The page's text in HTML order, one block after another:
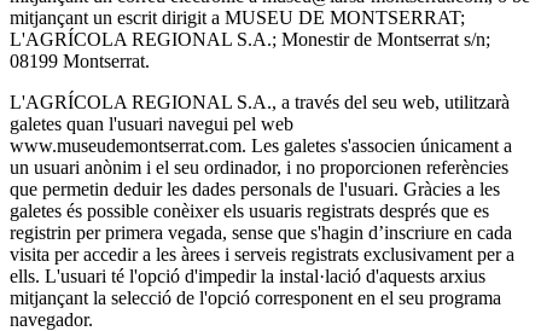
mitjançant un escrit dirigit a MUSEU DE MONTSERRAT;
L'AGRÍCOLA REGIONAL S.A.; Monestir de Montserrat s/n;
08199 Montserrat.
L'AGRÍCOLA REGIONAL S.A., a través del seu web, utilitzarà
galetes quan l'usuari navegui pel web
www.museudemontserrat.com. Les galetes s'associen únicament a
un usuari anònim i el seu ordinador, i no proporcionen referències
que permetin deduir les dades personals de l'usuari. Gràcies a les
galetes és possible conèixer els usuaris registrats després que es
registrin per primera vegada, sense que s'hagin d’inscriure en cada
visita per accedir a les àrees i serveis registrats exclusivament per a
ells. L'usuari té l'opció d'impedir la instal·lació d'aquests arxius
mitjançant la selecció de l'opció corresponent en el seu programa
navegador.